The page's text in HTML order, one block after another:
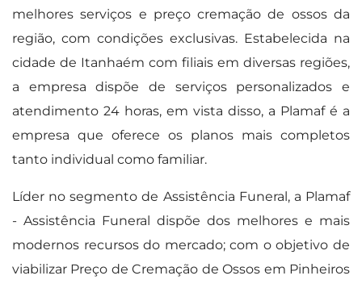
melhores serviços e preço cremação de ossos da
região, com condições exclusivas. Estabelecida na
cidade de Itanhaém com filiais em diversas regiões,
a empresa dispõe de serviços personalizados e
atendimento 24 horas, em vista disso, a Plamaf é a
empresa que oferece os planos mais completos
tanto individual como familiar.
Líder no segmento de Assistência Funeral, a Plamaf
- Assistência Funeral dispõe dos melhores e mais
modernos recursos do mercado; com o objetivo de
viabilizar Preço de Cremação de Ossos em Pinheiros